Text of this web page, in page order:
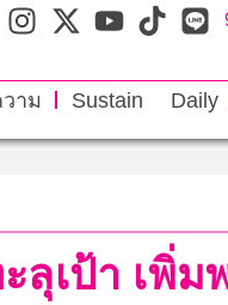
าม Sustain Daily
ลุเป้า เพิ่ม